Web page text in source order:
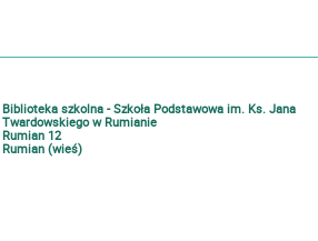
Lektury
Biblioteka szkolna - Szkoła Podstawowa im. Ks. Jana
Twardowskiego w Rumianie
Rumian 12
Rumian (wieś)